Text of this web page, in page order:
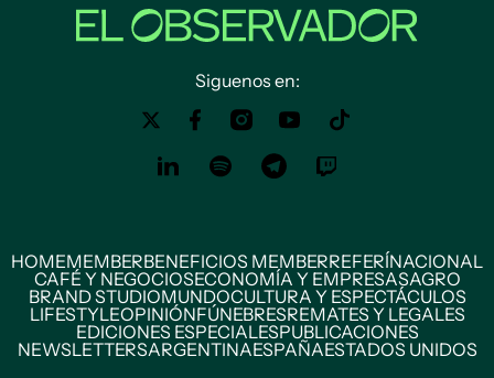
Siguenos en:
HOMEMEMBERBENEFICIOS MEMBERREFERÍNACIONAL
CAFÉ Y NEGOCIOSECONOMÍA Y EMPRESASAGRO
BRAND STUDIOMUNDOCULTURA Y ESPECTÁCULOS
LIFESTYLEOPINIÓNFÚNEBRESREMATES Y LEGALES
EDICIONES ESPECIALESPUBLICACIONES
NEWSLETTERSARGENTINAESPAÑAESTADOS UNIDOS